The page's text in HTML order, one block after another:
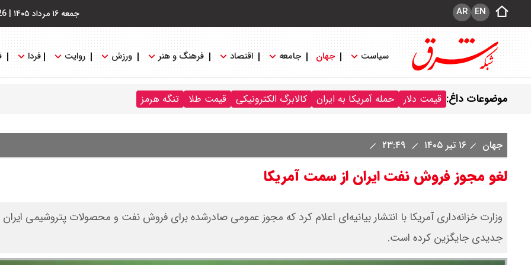
جمعه ۱۶ مرداد ۱۴۰۵ | EN
AR
سیاست جهان جامعه اقتصاد فرهنگ و هنر ورزش روایت فردا
موضوعات داغ: قیمت دلار حمله آمریکا به ایران کالابرگ الکترونیکی قیمت طلا تنگه هرمز
جهان ۱۶ تیر ۱۴۰۵
لغو مجوز فروش نفت ایران از سمت آمریکا
وزارت خزانه‌داری آمریکا با انتشار بیانیه‌ای اعلام کرد که مجوز عمومی صادرشده برای فروش نفت و محصولات پتروشیمی ایران
جدیدی جایگزین کرده است.